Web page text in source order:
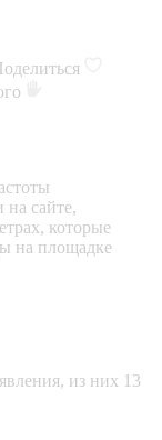
сайте,
которые
на площадке
из них 13